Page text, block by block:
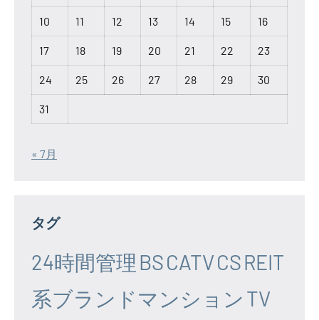
10 11 12 13 14 15 16
17 18 19 20 21 22 23
24 25 26 27 28 29 30
31
« 7月
タグ
24時間管理 BSCATVCSREIT
系ブランドマンション TV